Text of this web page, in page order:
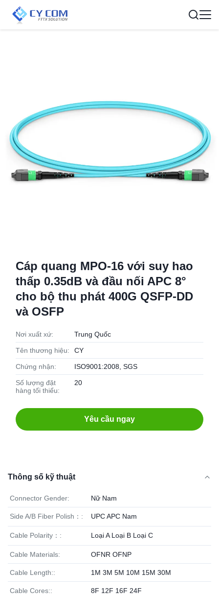
Cáp quang MPO-16 với suy hao
thấp 0.35dB và đầu nối APC 8°
cho bộ thu phát 400G QSFP-DD
và OSFP
Nơi xuất xứ: Trung Quốc
Tên thương hiệu: CY
Chứng nhận: ISO9001:2008, SGS
Số lượng đặt
hàng tối thiểu:
20
Yêu cầu ngay
Thông số kỹ thuật
Connector Gender: Nữ Nam
Side A/B Fiber Polish：: UPC APC Nam
Cable Polarity：: Loại A Loại B Loại C
Cable Materials: OFNR OFNP
Cable Length:: 1M 3M 5M 10M 15M 30M
Cable Cores:: 8F 12F 16F 24F